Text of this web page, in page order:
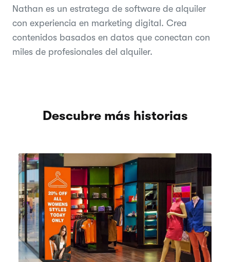
Nathan es un estratega de software de alquiler
con experiencia en marketing digital. Crea
contenidos basados en datos que conectan con
miles de profesionales del alquiler.
Descubre más historias